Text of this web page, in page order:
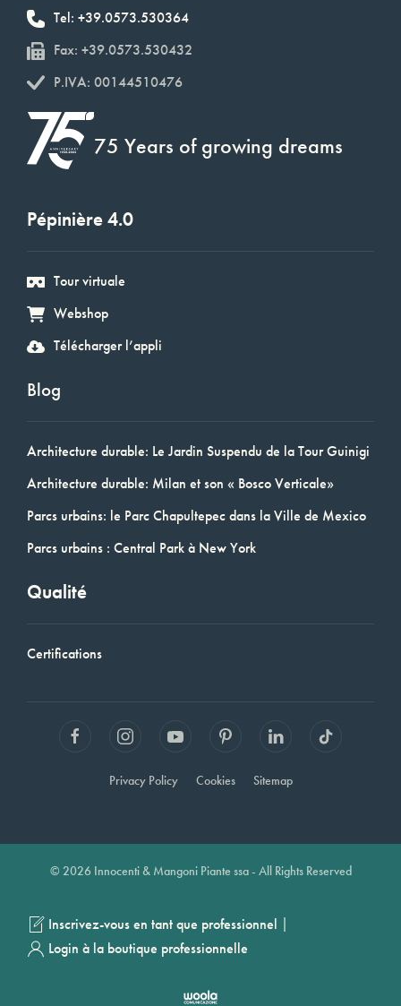
Tel: +39.0573.530364
Fax: +39.0573.530432
P.IVA: 00144510476
75 Years of growing dreams
Pépinière 4.0
Tour virtuale
Webshop
Télécharger l’appli
Blog
Architecture durable: Le Jardin Suspendu de la Tour Guinigi
Architecture durable: Milan et son « Bosco Verticale»
Parcs urbains: le Parc Chapultepec dans la Ville de Mexico
Parcs urbains : Central Park à New York
Qualité
Certifications
Privacy Policy Cookies Sitemap
© 2026 Innocenti & Mangoni Piante ssa - All Rights Reserved
Inscrivez-vous en tant que professionnel |
Login à la boutique professionnelle